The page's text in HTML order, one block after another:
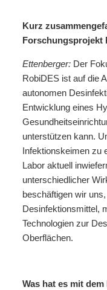
Kurz
Forschungsprojekt
Ettenberger:Der
RobiDES ist auf die
autonomen
Entwicklung eines
unterstützen kann.
Infektionskeimen zu
Labor aktuell
unterschiedlicher
beschäftigen wir
Desinfektionsmittel,
Technologien zur
Oberflächen.
Was hat es mit